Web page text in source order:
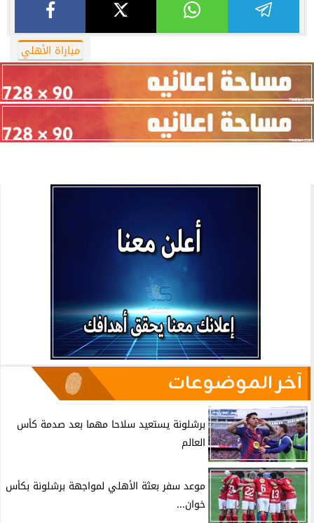
مباراة الأهلي
آخر الموضوعات
برشلونة يستعيد سلاحا مهما بعد صدمة كأس
العالم
موعد سفر بعثة الأهلي لمواجهة برشلونة بكأس
خوان...